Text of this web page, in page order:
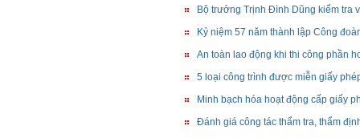
Bộ trưởng Trịnh Đình Dũng kiểm tra
Kỷ niệm 57 năm thành lập Công
An toàn lao động khi thi công phần
5 loại công trình được miễn giấy
Minh bạch hóa hoạt động cấp giấy
Đánh giá công tác thẩm tra, thẩm